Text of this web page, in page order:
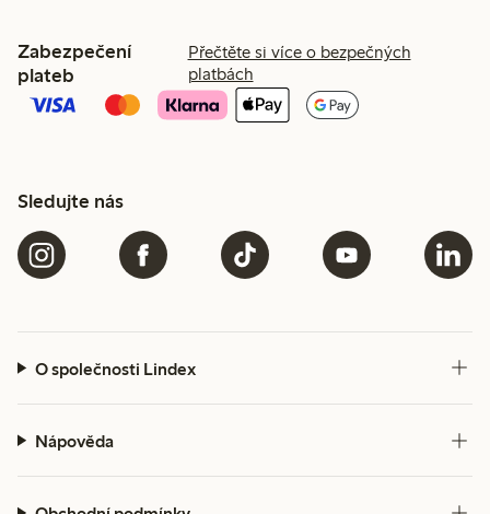
Zabezpečení
plateb
Přečtěte si více o bezpečných
platbách
Sledujte nás
O společnosti Lindex
Nápověda